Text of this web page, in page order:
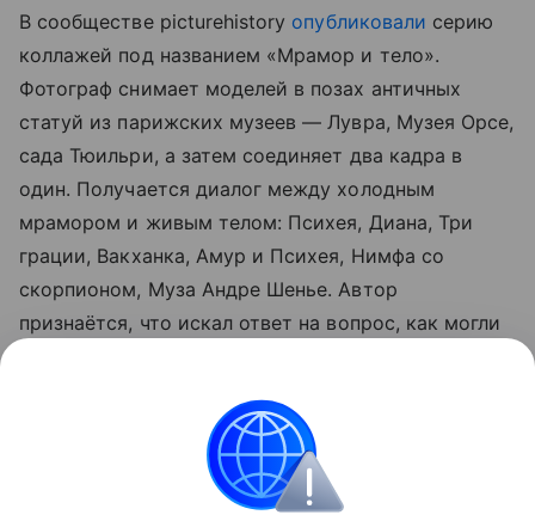
В сообществе picturehistory опубликовали серию
коллажей под названием «Мрамор и тело».
Фотограф снимает моделей в позах античных
статуй из парижских музеев — Лувра, Музея Орсе,
сада Тюильри, а затем соединяет два кадра в
один. Получается диалог между холодным
мрамором и живым телом: Психея, Диана, Три
грации, Вакханка, Амур и Психея, Нимфа со
скорпионом, Муза Андре Шенье. Автор
признаётся, что искал ответ на вопрос, как могли
Интернет Соцсети